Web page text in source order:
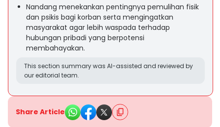
Nandang menekankan pentingnya pemulihan fisik
dan psikis bagi korban serta mengingatkan
masyarakat agar lebih waspada terhadap
hubungan pribadi yang berpotensi
membahayakan.
This section summary was AI-assisted and reviewed by
our editorial team.
Share Article